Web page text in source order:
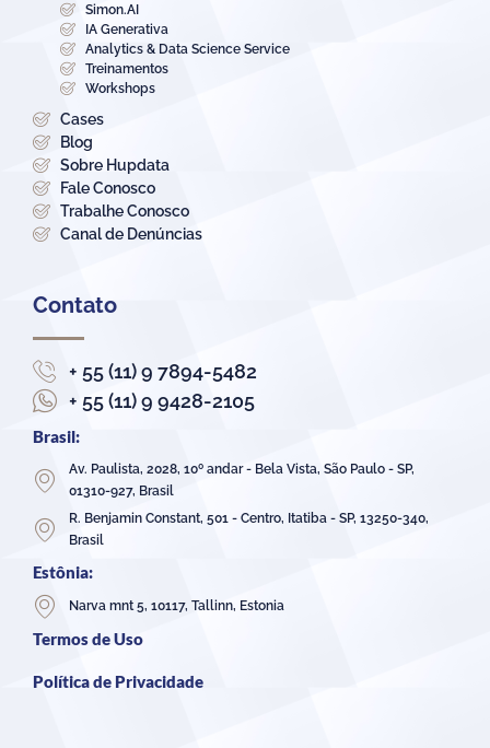
Simon.AI
IA Generativa
Analytics & Data Science Service
Treinamentos
Workshops
Cases
Blog
Sobre Hupdata
Fale Conosco
Trabalhe Conosco
Canal de Denúncias
Contato
+ 55 (11) 9 7894-5482
+ 55 (11) 9 9428-2105
Brasil:
Av. Paulista, 2028, 10º andar - Bela Vista, São Paulo - SP,
01310-927, Brasil
R. Benjamin Constant, 501 - Centro, Itatiba - SP, 13250-340,
Brasil
Estônia:
Narva mnt 5, 10117, Tallinn, Estonia
Termos de Uso
Política de Privacidade